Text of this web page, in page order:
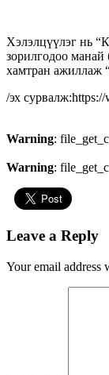
Хэлэлцүүлэг нь
зорилгодоо манай
хамтран ажиллаж
/эх
Warning:
Warning:
Leave a Reply
Your email address